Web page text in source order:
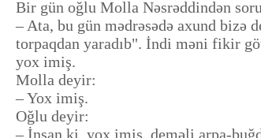
Bir gün oğlu Molla Nəsrəddindən
– Ata, bu gün mədrəsədə axund
torpaqdan yaradıb". İndi məni fikir
yox imiş.
Molla deyir:
– Yox imiş.
Oğlu deyir:
– İnsan ki, yox imiş, deməli arpa-